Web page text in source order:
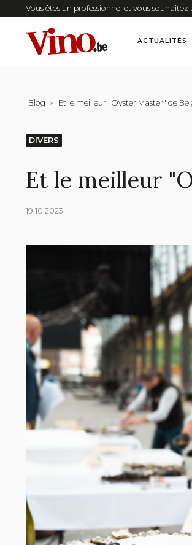
Vous êtes un professionnel et vous
ACTUALITÉS
Blog » Et le meilleur "Oyster Master" de
DIVERS
Et le meilleur
19.10.2023